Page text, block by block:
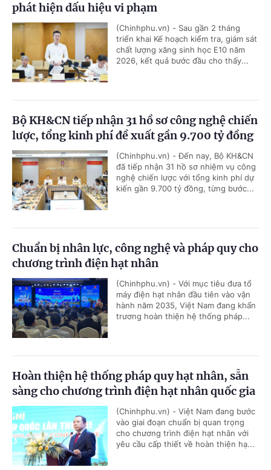
phát hiện dấu hiệu vi phạm
(Chinhphu.vn) - Sau gần 2 tháng
triển khai Kế hoạch kiểm tra, giám sát
chất lượng xăng sinh học E10 năm
2026, kết quả bước đầu cho thấy...
Bộ KH&CN tiếp nhận 31 hồ sơ công nghệ chiến
lược, tổng kinh phí đề xuất gần 9.700 tỷ đồng
(Chinhphu.vn) - Đến nay, Bộ KH&CN
đã tiếp nhận 31 hồ sơ nhiệm vụ công
nghệ chiến lược với tổng kinh phí dự
kiến gần 9.700 tỷ đồng, từng bước...
Chuẩn bị nhân lực, công nghệ và pháp quy cho
chương trình điện hạt nhân
(Chinhphu.vn) - Với mục tiêu đưa tổ
máy điện hạt nhân đầu tiên vào vận
hành năm 2035, Việt Nam đang khẩn
trương hoàn thiện hệ thống pháp...
Hoàn thiện hệ thống pháp quy hạt nhân, sẵn
sàng cho chương trình điện hạt nhân quốc gia
(Chinhphu.vn) - Việt Nam đang bước
vào giai đoạn chuẩn bị quan trọng
cho chương trình điện hạt nhân với
yêu cầu cấp thiết về hoàn thiện hạ...